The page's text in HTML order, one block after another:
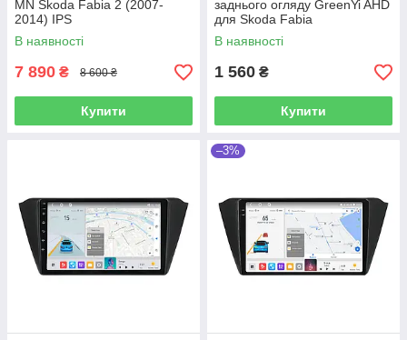
MN Skoda Fabia 2 (2007-
2014) IPS
В наявності
7 890 ₴ 8 600 ₴
Купити
заднього огляду GreenYi AHD
для Skoda Fabia
В наявності
1 560 ₴
Купити
–3%